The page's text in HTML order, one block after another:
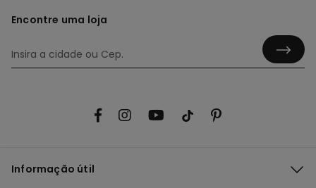
Encontre uma loja
Informação útil